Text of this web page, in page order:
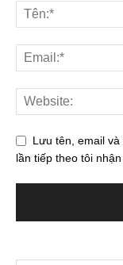
Lưu tên, email
lần tiếp theo tôi nhận